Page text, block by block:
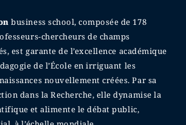
business school, composée de 178
chercheurs de champs
est garante de l’excellence académique
de l’École en irriguant les
nouvellement créées. Par sa
dans la Recherche, elle dynamise la
et alimente le débat public,